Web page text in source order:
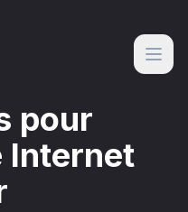
pour
Internet